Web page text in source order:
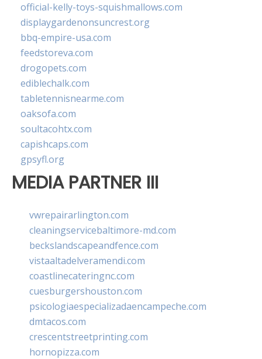
official-kelly-toys-squishmallows.com
displaygardenonsuncrest.org
bbq-empire-usa.com
feedstoreva.com
drogopets.com
ediblechalk.com
tabletennisnearme.com
oaksofa.com
soultacohtx.com
capishcaps.com
gpsyfl.org
MEDIA PARTNER III
vwrepairarlington.com
cleaningservicebaltimore-md.com
beckslandscapeandfence.com
vistaaltadelveramendi.com
coastlinecateringnc.com
cuesburgershouston.com
psicologiaespecializadaencampeche.com
dmtacos.com
crescentstreetprinting.com
hornopizza.com